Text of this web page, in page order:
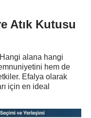
Atık Kutusu
Hangi alana hangi
hem de
Efalya olarak
için en ideal